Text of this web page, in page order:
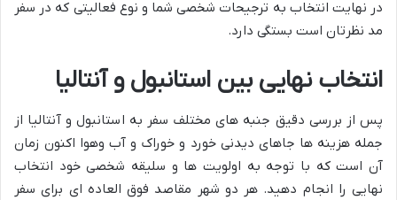
در نهایت انتخاب به ترجیحات شخصی شما و نوع فعالیتی که در سفر
مد نظرتان است بستگی دارد.
انتخاب نهایی بین استانبول و آنتالیا
پس از بررسی دقیق جنبه های مختلف سفر به استانبول و آنتالیا از
جمله هزینه ها جاهای دیدنی خورد و خوراک و آب وهوا اکنون زمان
آن است که با توجه به اولویت ها و سلیقه شخصی خود انتخاب
نهایی را انجام دهید. هر دو شهر مقاصد فوق العاده ای برای سفر